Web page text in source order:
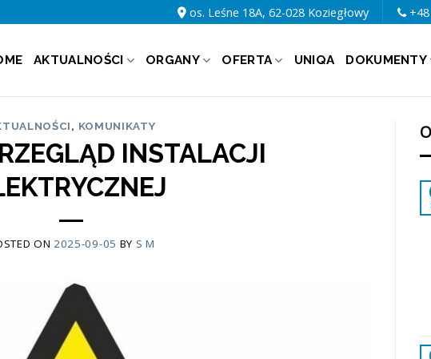
os. Leśne 18A, 62-028 Koziegłowy +48
AKTUALNOŚCI ORGANY OFERTA UNIQA DOKUMENTY
, KOMUNIKATY
INSTALACJI
ON2025-09-05 BY S M